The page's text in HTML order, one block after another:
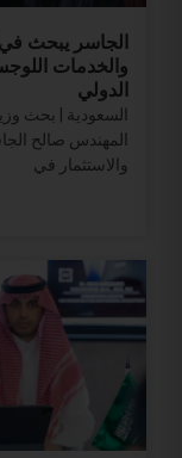
الجاسر يبحث في
والخدمات
الدولي
السعودية | بحث
المهندس صالح
والاستثمار في